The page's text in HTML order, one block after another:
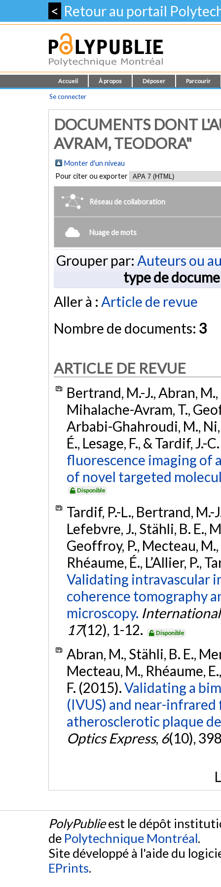
< Retour au portail
Accueil À propos Déposer Parcourir
Se connecter
DOCUMENTS DONT
AVRAM, TEODORA"
Monter d'un niveau
Pour citer ou exporter
Réseau de collaboration
Nuage de mots
Grouper par: Auteurs ou
type de
Aller à : Article de revue
Nombre de documents: 3
ARTICLE DE REVUE
Bertrand, M.-J., Abran,
Mihalache-Avram, T.,
Arbabi-Ghahroudi, M., Ni,
É., Lesage, F., & Tardif, J.-
fluorescence imaging of
of novel targeted
Disponible
Tardif, P.-L., Bertrand, M.-
Lefebvre, J., Stähli, B. E.,
Geoffroy, P., Mecteau,
Rhéaume, É., L’Allier, P.,
Validating intravascular
coherence tomography
microscopy.
17(12), 1-12. Disponible
Abran, M., Stähli, B. E.,
Mecteau, M., Rhéaume,
F. (2015).Validating a
(IVUS) and near-
atherosclerotic plaque
Optics Express, 6(10),
PolyPublieest le dépôt
de Polytechnique Montréal.
Site développé à l'aide du
EPrints.